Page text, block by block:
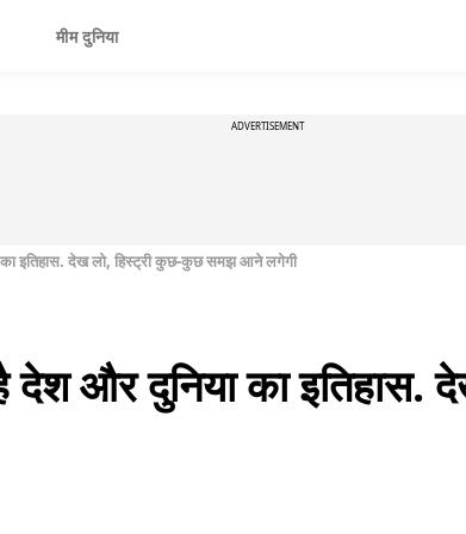
मीम दुनिया
ADVERTISEMENT
का इतिहास. देख लो, हिस्ट्री कुछ-कुछ समझ आने लगेगी
देश और दुनिया का